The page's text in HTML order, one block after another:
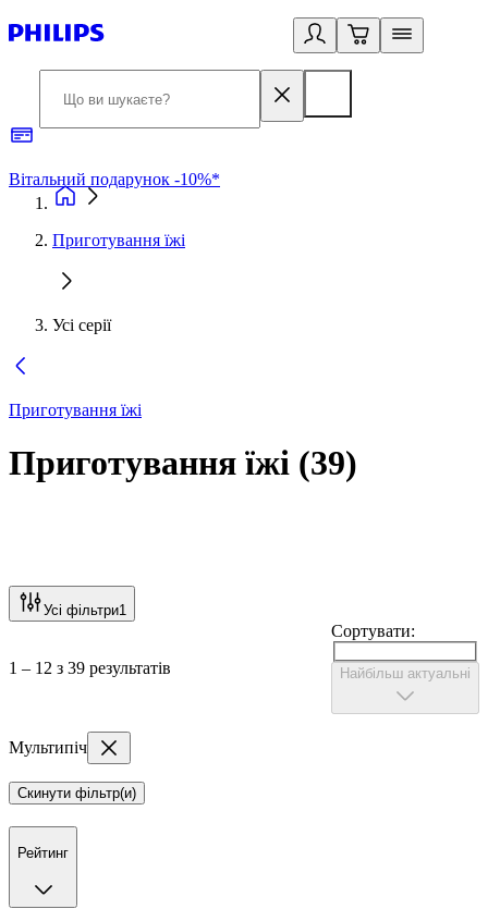
Вітальний подарунок -10%*
Приготування їжі
Усі серії
Приготування їжі
Приготування їжі (39)
Усі фільтри1
1 – 12 з 39 результатів
Сортувати:
Найбільш актуальні
Мультипіч
Скинути фільтр(и)
Рейтинг